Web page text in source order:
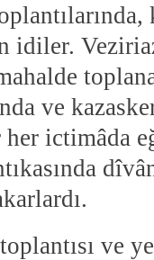
idiler.
ve
ictimâda
ve